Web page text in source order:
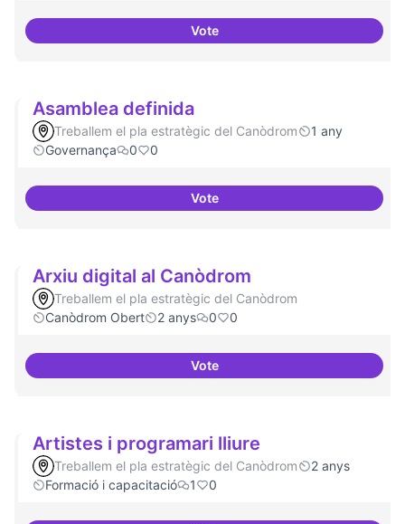
VoteBar obert i dinamitzat
Asamblea definida
Treballem el pla estratègic del Canòdrom
1 any
Governança
0 0
VoteAsamblea definida
Arxiu digital al Canòdrom
Treballem el pla estratègic del Canòdrom
Canòdrom Obert
2 anys 0 0
VoteArxiu digital al Canòdrom
Artistes i programari lliure
Treballem el pla estratègic del Canòdrom
2 anys
Formació i capacitació
1 0